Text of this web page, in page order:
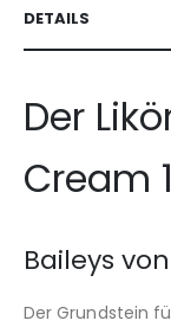
DETAILS
Der
Cream
Baileys
Der Grundstein